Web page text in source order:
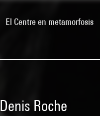
El Centre en metamorfosis
Denis Roche